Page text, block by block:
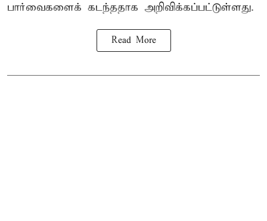
பார்வைகளைக் கடந்ததாக அறிவிக்கப்பட்டுள்ளது.
Read More